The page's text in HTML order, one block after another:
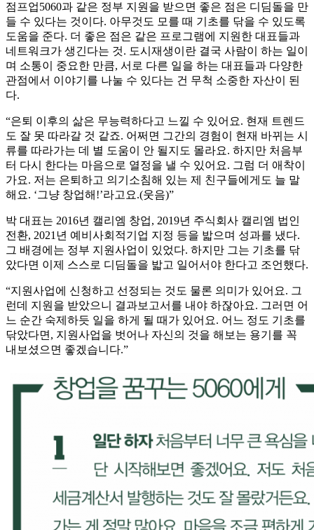
점프업5060과 같은 정부 지원을 받으면 좋은 점은 디딤돌을 만
들 수 있다는 것이다. 아무것도 모를 때 기초를 닦을 수 있도록
도움을 준다. 더 좋은 점은 같은 프로그램에 지원한 대표들과
네트워크가 생긴다는 것. 도시재생이란 결국 사람이 하는 일이
며 소통이 중요한 만큼, 서로 다른 일을 하는 대표들과 다양한
관점에서 이야기를 나눌 수 있다는 건 무척 소중한 자산이 된
다.
“은퇴 이후의 삶은 무능력하다고 느낄 수 있어요. 현재 트렌드
도 잘 못 따라갈 것 같죠. 어쩌면 그간의 경험이 현재 바뀌는 시
류를 따라가는 데 별 도움이 안 될지도 몰라요. 하지만 처음부
터 다시 한다는 마음으로 열정을 낼 수 있어요. 그럼 더 애착이
가요. 저는 은퇴하고 의기소침해 있는 제 친구들에게도 늘 말
해요. ‘그냥 창업해!’라고요.(웃음)”
박 대표는 2016년 캘리엠 창업, 2019년 주식회사 캘리엠 법인
전환, 2021년 예비사회적기업 지정 등을 밟으며 성과를 냈다.
그 배경에는 정부 지원사업이 있었다. 하지만 그는 기초를 닦
았다면 이제 스스로 디딤돌을 밟고 일어서야 한다고 조언했다.
“지원사업에 신청하고 선정되는 것도 물론 의미가 있어요. 그
런데 지원을 받았으니 결과보고서를 내야 하잖아요. 그러면 어
느 순간 숙제하듯 일을 하게 될 때가 있어요. 어느 정도 기초를
닦았다면, 지원사업을 벗어나 자신의 것을 해보는 용기를 꼭
내보셨으면 좋겠습니다.”